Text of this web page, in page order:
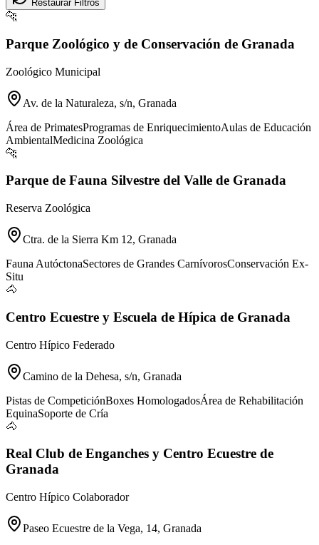
Restaurar Filtros
🐆
Parque Zoológico y de Conservación de Granada
Zoológico Municipal
Av. de la Naturaleza, s/n, Granada
Área de PrimatesProgramas de EnriquecimientoAulas de Educación
AmbientalMedicina Zoológica
🐆
Parque de Fauna Silvestre del Valle de Granada
Reserva Zoológica
Ctra. de la Sierra Km 12, Granada
Fauna AutóctonaSectores de Grandes CarnívorosConservación Ex-
Situ
🐴
Centro Ecuestre y Escuela de Hípica de Granada
Centro Hípico Federado
Camino de la Dehesa, s/n, Granada
Pistas de CompeticiónBoxes HomologadosÁrea de Rehabilitación
EquinaSoporte de Cría
🐴
Real Club de Enganches y Centro Ecuestre de
Granada
Centro Hípico Colaborador
Paseo Ecuestre de la Vega, 14, Granada